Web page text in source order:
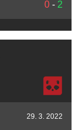
0 - 2
29. 3. 2022